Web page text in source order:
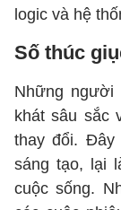
logic và hệ
Số thúc
Những người
khát sâu sắc
thay đổi.
sáng tạo, lại
cuộc sống.